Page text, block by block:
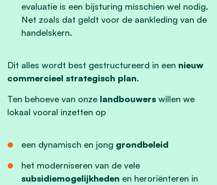
evaluatie is een bijsturing misschien wel nodig.
Net zoals dat geldt voor de aankleding van de
handelskern.
Dit alles wordt best gestructureerd in een nieuw
commercieel strategisch plan.
Ten behoeve van onze landbouwers willen we
lokaal vooral inzetten op
een dynamisch en jong grondbeleid
het moderniseren van de vele
subsidiemogelijkheden en heroriënteren in